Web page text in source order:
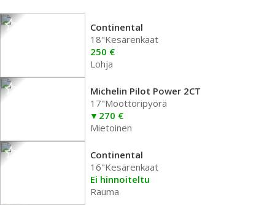
Continental
18"Kesärenkaat
250 €
Lohja
Michelin Pilot Power 2CT
17"Moottoripyörä
270 €
Mietoinen
Continental
16"Kesärenkaat
Ei hinnoiteltu
Rauma